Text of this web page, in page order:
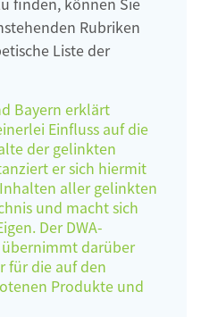
Rubriken
Liste der
Bayern erklärt
Einfluss auf die
der gelinkten
er sich hiermit
aller gelinkten
und macht sich
Der DWA-
darüber
für die auf den
Produkte und